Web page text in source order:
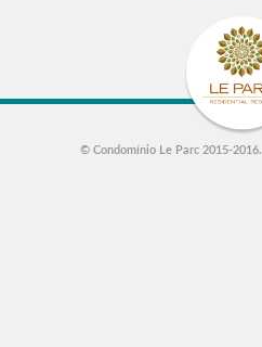
© Condomínio Le Parc 2015-2016.